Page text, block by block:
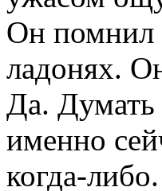
Он помнил
ладонях.
Да. Думать
именно
когда-